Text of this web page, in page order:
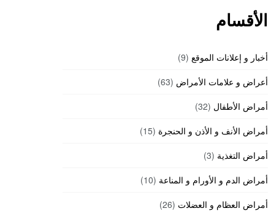
الأقسام
أخبار و إعلانات الموقع (9)
أعراض و علامات الأمراض (63)
أمراض الأطفال (32)
أمراض الأنف و الأذن و الحنجرة (15)
أمراض التغذية (3)
أمراض الدم و الأورام و المناعة (10)
أمراض العظام و العضلات (26)